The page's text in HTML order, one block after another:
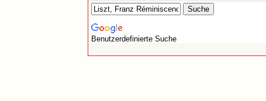
Benutzerdefinierte Suche